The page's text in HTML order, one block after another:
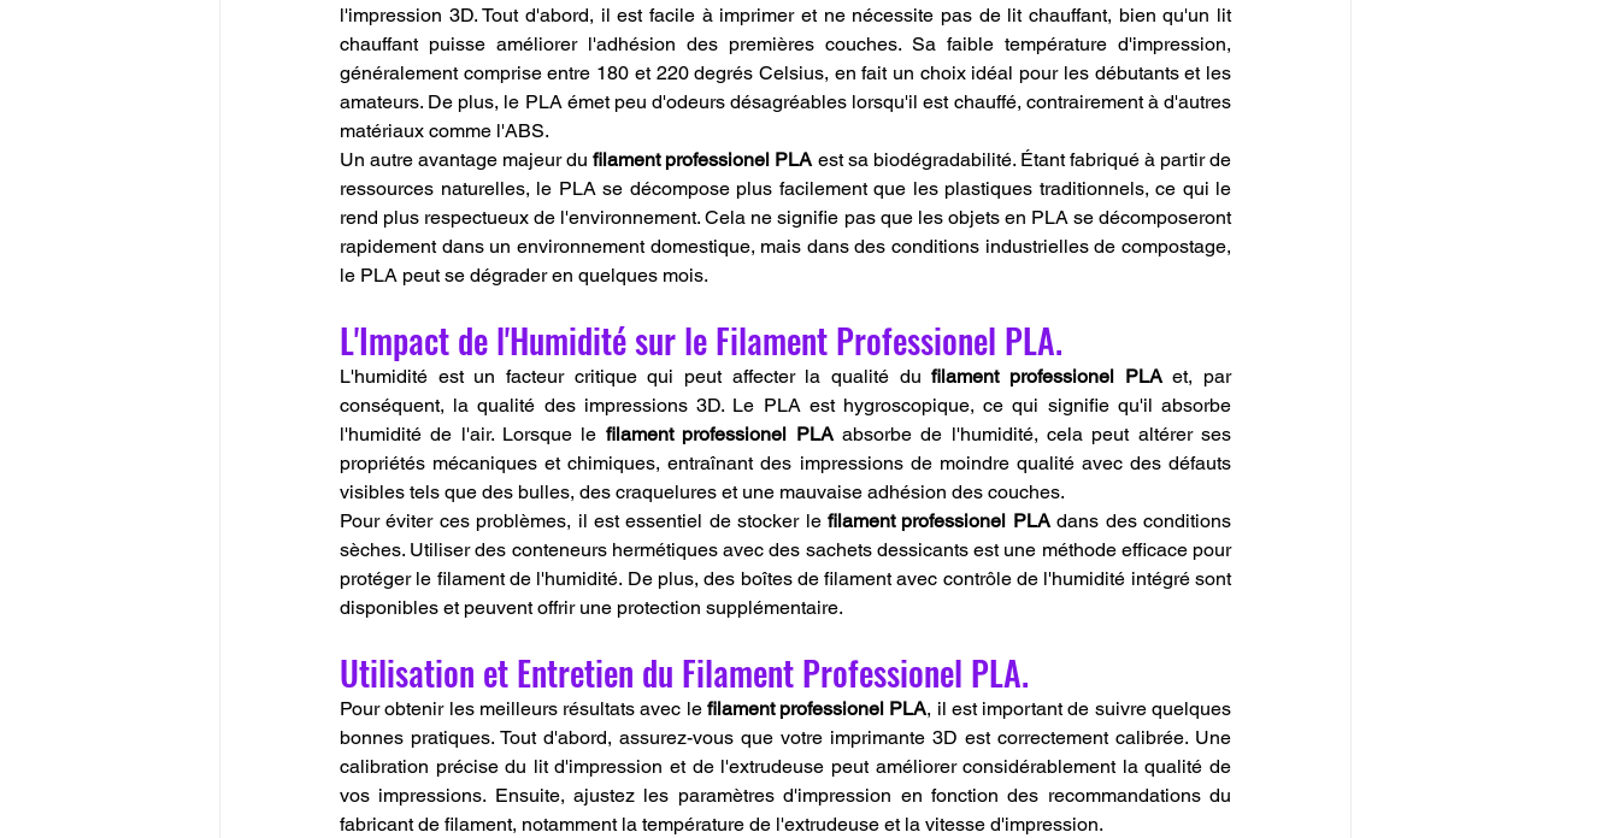
l'impression 3D. Tout d'abord, il est facile à imprimer et ne nécessite pas de lit chauffant, bien qu'un lit
chauffant puisse améliorer l'adhésion des premières couches. Sa faible température d'impression,
généralement comprise entre 180 et 220 degrés Celsius, en fait un choix idéal pour les débutants et les
amateurs. De plus, le PLA émet peu d'odeurs désagréables lorsqu'il est chauffé, contrairement à d'autres
matériaux comme l'ABS.
Un autre avantage majeur du filament professionel PLA est sa biodégradabilité. Étant fabriqué à partir de
ressources naturelles, le PLA se décompose plus facilement que les plastiques traditionnels, ce qui le
rend plus respectueux de l'environnement. Cela ne signifie pas que les objets en PLA se décomposeront
rapidement dans un environnement domestique, mais dans des conditions industrielles de compostage,
le PLA peut se dégrader en quelques mois.
L'Impact de l'Humidité sur le Filament Professionel PLA.
L'humidité est un facteur critique qui peut affecter la qualité du filament professionel PLA et, par
conséquent, la qualité des impressions 3D. Le PLA est hygroscopique, ce qui signifie qu'il absorbe
l'humidité de l'air. Lorsque le filament professionel PLA absorbe de l'humidité, cela peut altérer ses
propriétés mécaniques et chimiques, entraînant des impressions de moindre qualité avec des défauts
visibles tels que des bulles, des craquelures et une mauvaise adhésion des couches.
Pour éviter ces problèmes, il est essentiel de stocker le filament professionel PLA dans des conditions
sèches. Utiliser des conteneurs hermétiques avec des sachets dessicants est une méthode efficace pour
protéger le filament de l'humidité. De plus, des boîtes de filament avec contrôle de l'humidité intégré sont
disponibles et peuvent offrir une protection supplémentaire.
Utilisation et Entretien du Filament Professionel PLA.
Pour obtenir les meilleurs résultats avec le filament professionel PLA, il est important de suivre quelques
bonnes pratiques. Tout d'abord, assurez-vous que votre imprimante 3D est correctement calibrée. Une
calibration précise du lit d'impression et de l'extrudeuse peut améliorer considérablement la qualité de
vos impressions. Ensuite, ajustez les paramètres d'impression en fonction des recommandations du
fabricant de filament, notamment la température de l'extrudeuse et la vitesse d'impression.